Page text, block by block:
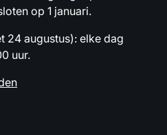
op 1 januari.
24 augustus): elke dag
uur.